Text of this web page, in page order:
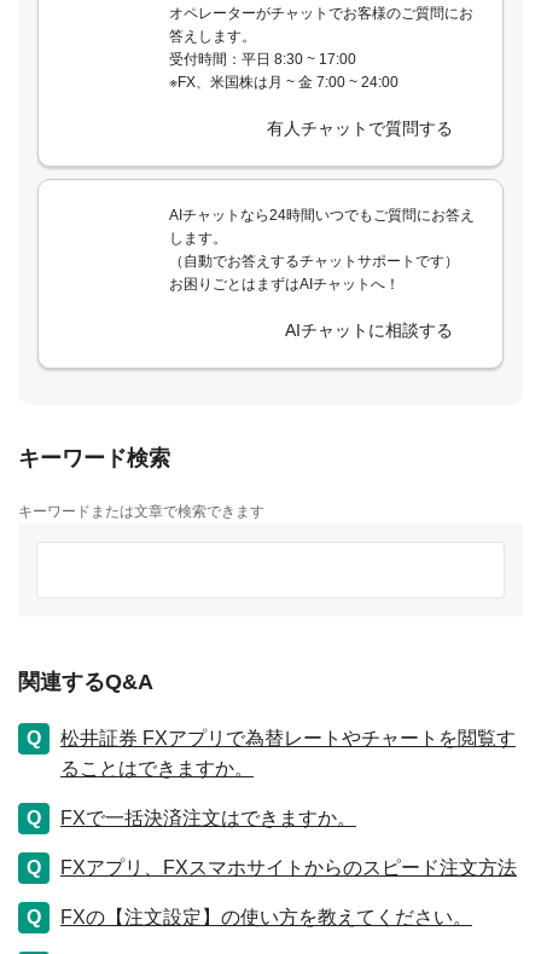
オペレーターがチャットでお客様のご質問にお
答えします。
受付時間：平日 8:30 ~ 17:00
※FX、米国株は月 ~ 金 7:00 ~ 24:00
有人チャットで質問する
AIチャットなら24時間いつでもご質問にお答え
します。
（自動でお答えするチャットサポートです）
お困りごとはまずはAIチャットへ！
AIチャットに相談する
キーワード検索
キーワードまたは文章で検索できます
関連するQ&A
松井証券 FXアプリで為替レートやチャートを閲覧す
ることはできますか。
FXで一括決済注文はできますか。
FXアプリ、FXスマホサイトからのスピード注文方法
FXの【注文設定】の使い方を教えてください。